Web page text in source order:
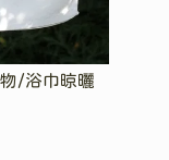
/浴巾晾曬